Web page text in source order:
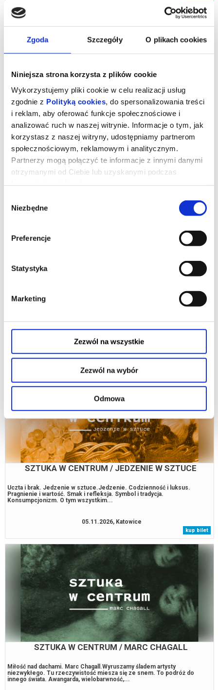
Zgoda Szczegóły O plikach cookies
Niniejsza strona korzysta z plików cookie
Wykorzystujemy pliki cookie w celu realizacji usług
zgodnie z Polityką cookies , do spersonalizowania treści
i reklam, aby oferować funkcje społecznościowe i
analizować ruch w naszej witrynie. Informacje o tym, jak
korzystasz z naszej witryny, udostępniamy partnerom
społecznościowym, reklamowym i analitycznym.
Partnerzy mogą połączyć te informacje z innymi danymi
otrzymanymi od Ciebie lub uzyskanymi podczas
zgody
Niezbędne
Preferencje
Statystyka
Marketing
Zezwól na wszystkie
Zezwól na wybór
Odmowa
SZTUKA W CENTRUM / LEONARDO DA VINCI
Więcej niż Mona Lisa. Leonardo da Vinci.O pewnej tajemniczej damie. O
mężczyźnie zamienionym w gronostaja. O czorcie. I o wieczerzy, na
której podano węgorza...
15.09.2026, Katowice
SZTUKA W CENTRUM / ANDY WARHOL
Andy Warhol. Między sztuką a supermarketem.Najjaśniejsza gwiazda
sportretował. Życie...
19.10.2026, Katowice
kup bilet
SZTUKA W CENTRUM / JEDZENIE W SZTUCE
Uczta i brak. Jedzenie w sztuce.Jedzenie. Codzienność i luksus.
Pragnienie i wartość. Smak i refleksja. Symbol i tradycja.
Konsumpcjonizm. O tym wszystkim...
05.11.2026, Katowice
kup bilet
SZTUKA W CENTRUM / MARC CHAGALL
Miłość nad dachami. Marc Chagall.Wyruszamy śladem artysty
niezwykłego. Tu rzeczywistość miesza się ze snem. To podróż do
innego świata. Awangarda, wielobarwność,...